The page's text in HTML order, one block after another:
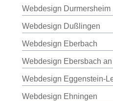
Webdesign Durmersheim
Webdesign Dußlingen
Webdesign Eberbach
Webdesign Ebersbach
Webdesign Eggenstein-
Webdesign Ehningen